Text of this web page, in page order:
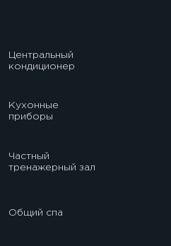
Центральный
кондиционер
Кухонные
приборы
Частный
тренажерный зал
Общий спа